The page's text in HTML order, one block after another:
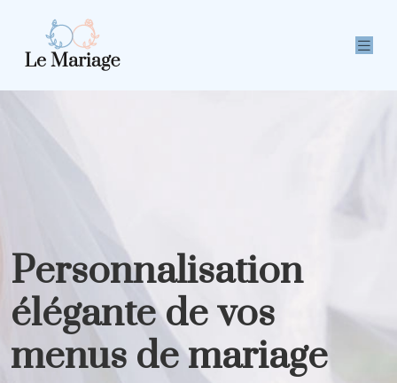
Personnalisation
élégante de vos
menus de mariage